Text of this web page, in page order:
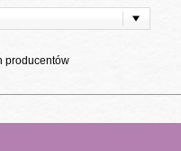
producentów